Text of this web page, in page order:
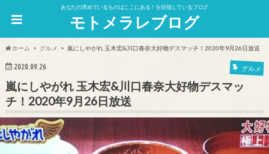
あなたの求めているものはここにある！を目指しているブログ
モトメラレブログ
ホーム グルメ 嵐にしやがれ 玉木宏&川口春奈大好物デスマッチ！2020年9月26日放送
2020.09.26 グルメ
嵐にしやがれ 玉木宏&川口春奈大好物デスマッ
チ！2020年9月26日放送